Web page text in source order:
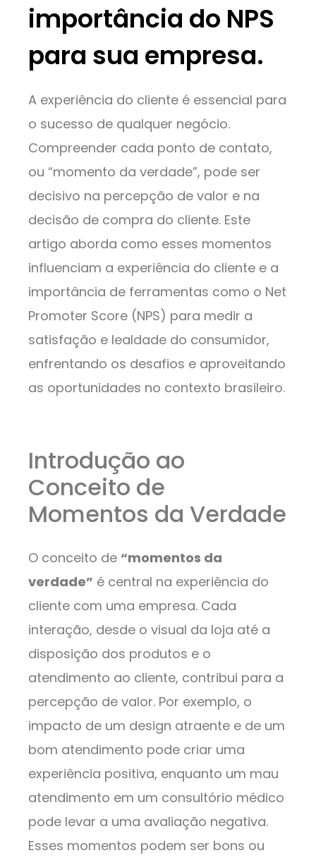
importância do NPS
para sua empresa.
A experiência do cliente é essencial para
o sucesso de qualquer negócio.
Compreender cada ponto de contato,
ou “momento da verdade”, pode ser
decisivo na percepção de valor e na
decisão de compra do cliente. Este
artigo aborda como esses momentos
influenciam a experiência do cliente e a
importância de ferramentas como o Net
Promoter Score (NPS) para medir a
satisfação e lealdade do consumidor,
enfrentando os desafios e aproveitando
as oportunidades no contexto brasileiro.
Introdução ao
Conceito de
Momentos da Verdade
O conceito de “momentos da
verdade” é central na experiência do
cliente com uma empresa. Cada
interação, desde o visual da loja até a
disposição dos produtos e o
atendimento ao cliente, contribui para a
percepção de valor. Por exemplo, o
impacto de um design atraente e de um
bom atendimento pode criar uma
experiência positiva, enquanto um mau
atendimento em um consultório médico
pode levar a uma avaliação negativa.
Esses momentos podem ser bons ou